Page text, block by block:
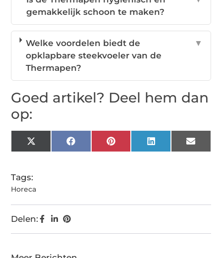
gemakkelijk schoon te maken?
Welke voordelen biedt de
opklapbare steekvoeler van de
Thermapen?
▼
Goed artikel? Deel hem dan
op:
X
(Twitter)
FacebookPinterestLinkedIn Email
Tags:
Horeca
Delen: